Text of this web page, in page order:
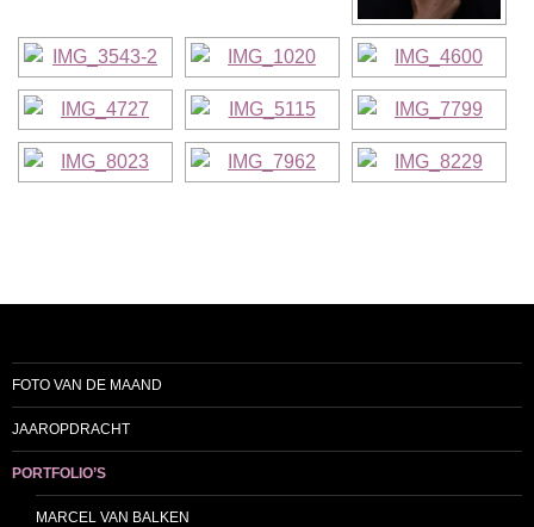
FOTO VAN DE MAAND
JAAROPDRACHT
PORTFOLIO’S
MARCEL VAN BALKEN